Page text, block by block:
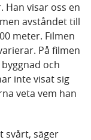
Han visar oss en
avståndet till
meter. Filmen
På filmen
och
inte visat sig
veta vem han
svårt, säger